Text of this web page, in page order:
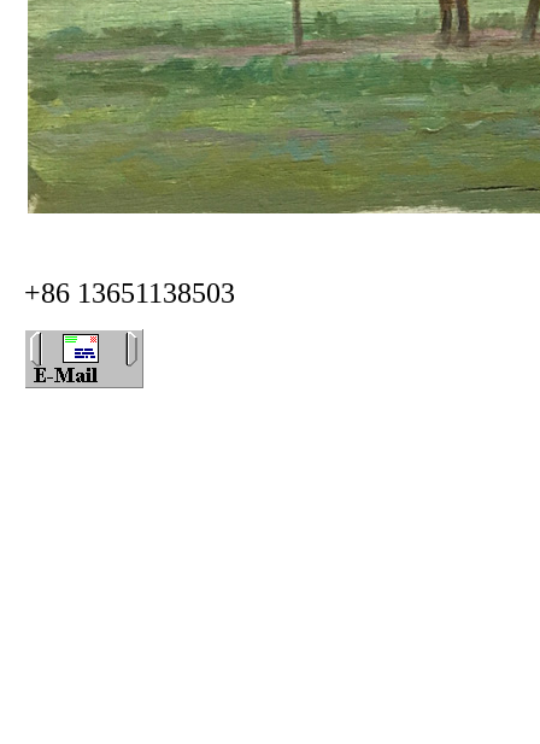
+86 13651138503